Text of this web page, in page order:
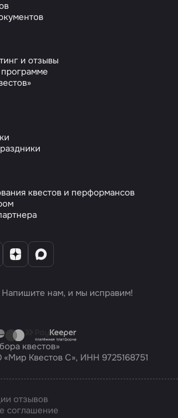
и отзывы
квестов и перформансов
нам, и мы исправим!
квестов»
Квестов С», ИНН 9725168751
отзывов
соглашение